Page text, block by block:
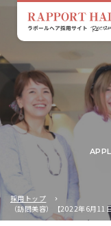
採用トップ
（訪問美容）【2022年6月11